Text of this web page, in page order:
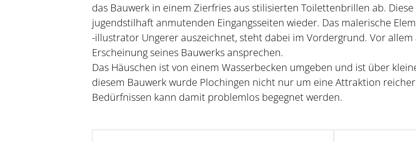
das Bauwerk in einem Zierfries aus stilisierten Toilettenbrillen ab.
jugendstilhaft anmutenden Eingangsseiten wieder. Das malerische
-illustrator Ungerer auszeichnet, steht dabei im Vordergrund. Vor
Erscheinung seines Bauwerks ansprechen.
Das Häuschen ist von einem Wasserbecken umgeben und ist über
diesem Bauwerk wurde Plochingen nicht nur um eine Attraktion
Bedürfnissen kann damit problemlos begegnet werden.